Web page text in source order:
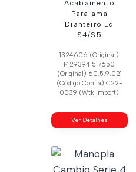
Acabamento
Paralama
Dianteiro Ld
S4/S5
1324606 (Original)
14293941517650
(Original) 60.5.9.021
(Código Confia) C22-
0039 (Wtk Import)
Ver Detalhes